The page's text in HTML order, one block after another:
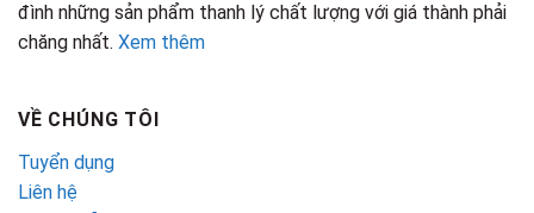
đình những sản phẩm thanh lý chất lượng với giá thành phải
chăng nhất. Xem thêm
VỀ CHÚNG TÔI
Tuyển dụng
Liên hệ